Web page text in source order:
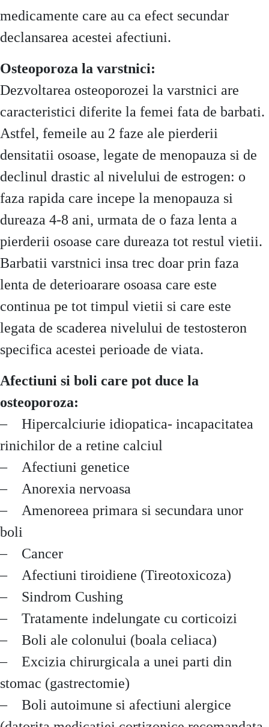
medicamente care au ca efect secundar
declansarea acestei afectiuni.
Osteoporoza la varstnici:
Dezvoltarea osteoporozei la varstnici are
caracteristici diferite la femei fata de barbati.
Astfel, femeile au 2 faze ale pierderii
densitatii osoase, legate de menopauza si de
declinul drastic al nivelului de estrogen: o
faza rapida care incepe la menopauza si
dureaza 4-8 ani, urmata de o faza lenta a
pierderii osoase care dureaza tot restul vietii.
Barbatii varstnici insa trec doar prin faza
lenta de deterioarare osoasa care este
continua pe tot timpul vietii si care este
legata de scaderea nivelului de testosteron
specifica acestei perioade de viata.
Afectiuni si boli care pot duce la
osteoporoza:
– Hipercalciurie idiopatica- incapacitatea
rinichilor de a retine calciul
– Afectiuni genetice
– Anorexia nervoasa
– Amenoreea primara si secundara unor
boli
– Cancer
– Afectiuni tiroidiene (Tireotoxicoza)
– Sindrom Cushing
– Tratamente indelungate cu corticoizi
– Boli ale colonului (boala celiaca)
– Excizia chirurgicala a unei parti din
stomac (gastrectomie)
– Boli autoimune si afectiuni alergice